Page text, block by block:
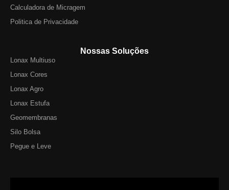
Calculadora de Micragem
Politica de Privacidade
Nossas Soluções
Lonax Multiuso
Lonax Cores
Lonax Agro
Lonax Estufa
Geomembranas
Silo Bolsa
Pegue e Leve